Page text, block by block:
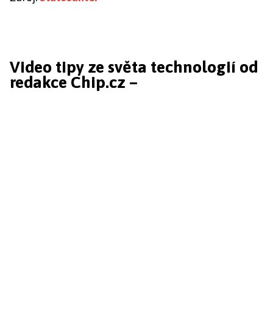
Video tipy ze světa technologií od
redakce Chip.cz –